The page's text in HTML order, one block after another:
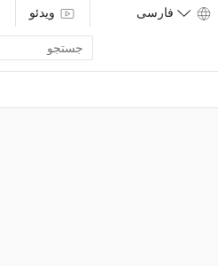
ویدئو
search
term